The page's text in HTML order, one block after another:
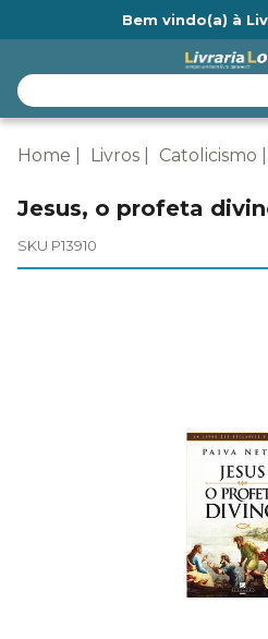
Bem vindo(a) à
Home Livros Catolicismo
Jesus, o profeta
SKU P13910